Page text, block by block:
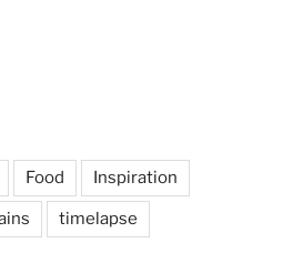
Food Inspiration
timelapse